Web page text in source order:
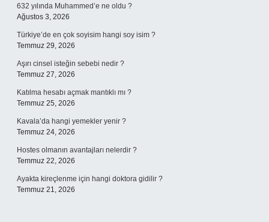
632 yılında Muhammed’e ne oldu ?
Ağustos 3, 2026
Türkiye’de en çok soyisim hangi soy isim ?
Temmuz 29, 2026
Aşırı cinsel isteğin sebebi nedir ?
Temmuz 27, 2026
Katılma hesabı açmak mantıklı mı ?
Temmuz 25, 2026
Kavala’da hangi yemekler yenir ?
Temmuz 24, 2026
Hostes olmanın avantajları nelerdir ?
Temmuz 22, 2026
Ayakta kireçlenme için hangi doktora gidilir ?
Temmuz 21, 2026